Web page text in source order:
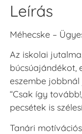
Leírás
Méhecske –
Az iskolai
búcsúajándékot,
eszembe jobbnál
“Csak így
pecsétek is
Tanári